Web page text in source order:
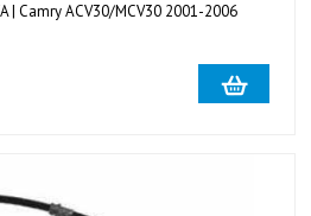
| Camry ACV30/MCV30 2001-2006